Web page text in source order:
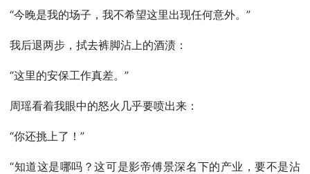
“今晚是我的场子，我不希望这里出现任何意外。”
我后退两步，拭去裤脚沾上的酒渍：
“这里的安保工作真差。”
周瑶看着我眼中的怒火几乎要喷出来：
“你还挑上了！”
“知道这是哪吗？这可是影帝傅景深名下的产业，要不是沾